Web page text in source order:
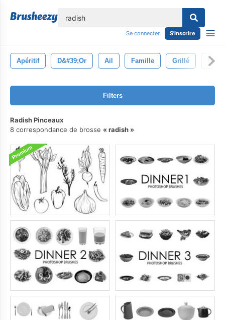
Se connecter S'inscrire
Apéritif D&#39;or Ail Famille Grillé
Filters
Radish Pinceaux
8 correspondance de brosse
radish